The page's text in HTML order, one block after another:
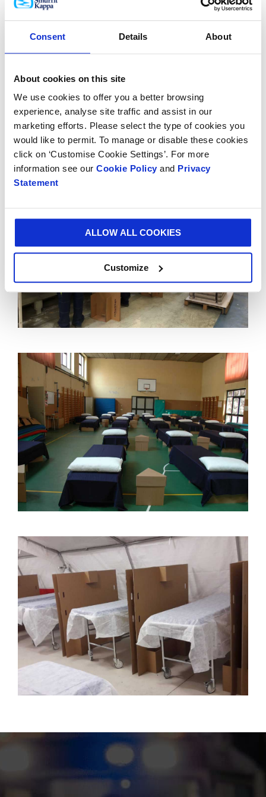
Consent Details About
About cookies on this site
We use cookies to offer you a better browsing
experience, analyse site traffic and assist in our
marketing efforts. Please select the type of cookies you
would like to permit. To manage or disable these cookies
click on ‘Customise Cookie Settings’. For more
information see our Cookie Policy and Privacy
Statement
ALLOW ALL COOKIES
Customize
Estudos recentes mostraram que o vírus que causa o
Covid-19 tem uma vida útil mais curta em papelão
A Smurfit Kappa foi apontada como um provedor de
serviços essenciais nas recomendações do governo
relacionadas ao fechamento de negócios.
Para saber mais sobre os produtos Design for Help,
clique aqui.